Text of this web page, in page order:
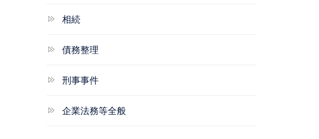
相続
債務整理
刑事事件
企業法務等全般